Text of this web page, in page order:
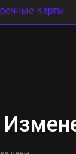
Карты